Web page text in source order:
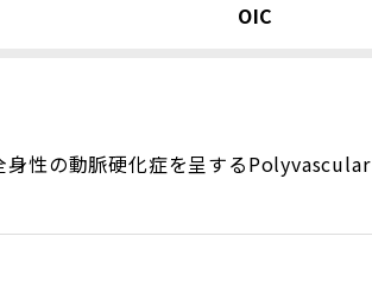
OIC
性の動脈硬化症を呈するPolyvascular